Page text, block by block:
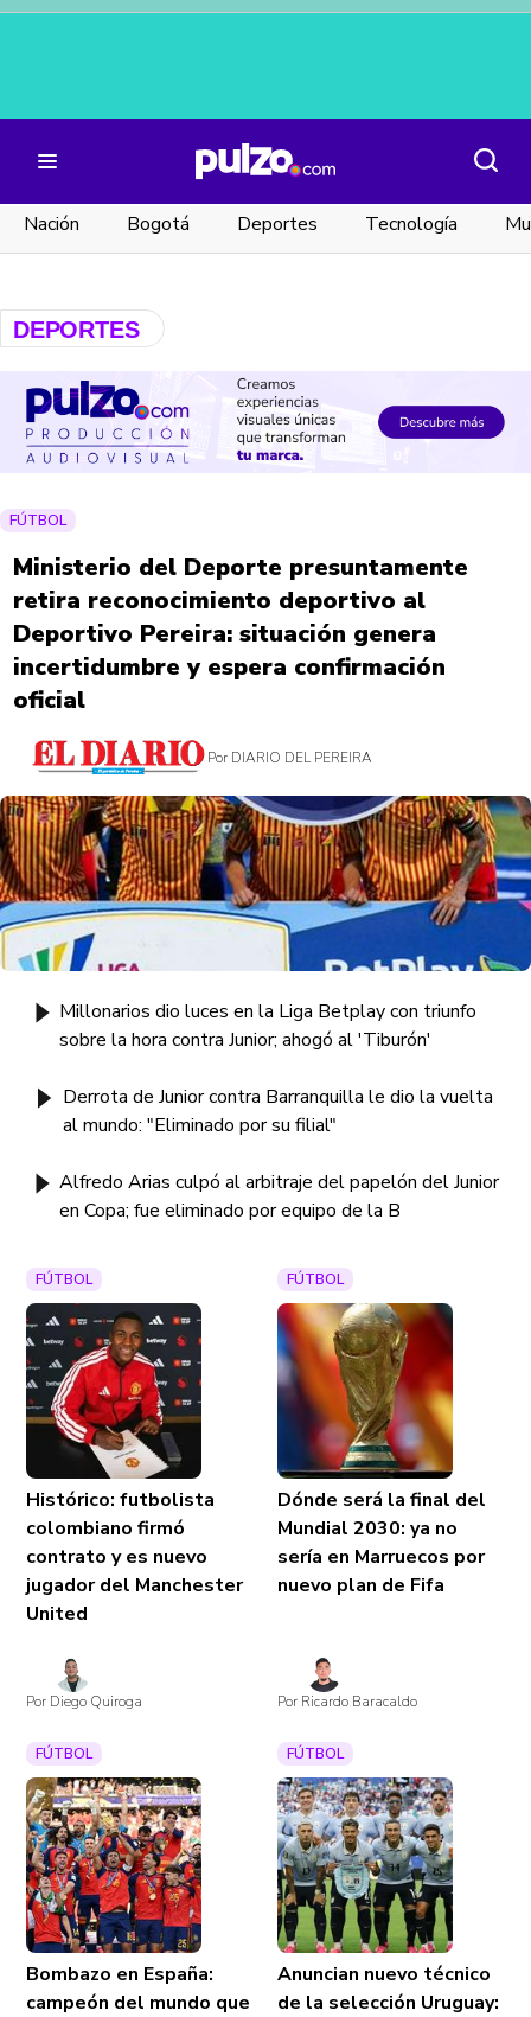
Nación Bogotá Deportes Tecnología
DEPORTES
FÚTBOL
Ministerio del Deporte presuntamente
retira reconocimiento deportivo al
Deportivo Pereira: situación genera
incertidumbre y espera confirmación
oficial
Por DIARIO DEL PEREIRA
Millonarios dio luces en la Liga Betplay con triunfo
sobre la hora contra Junior; ahogó al 'Tiburón'
Derrota de Junior contra Barranquilla le dio la vuelta
al mundo: "Eliminado por su filial"
Alfredo Arias culpó al arbitraje del papelón del Junior
en Copa; fue eliminado por equipo de la B
FÚTBOL
Histórico: futbolista
colombiano firmó
contrato y es nuevo
jugador del Manchester
United
Por Diego Quiroga
FÚTBOL
Dónde será la final del
Mundial 2030: ya no
sería en Marruecos por
nuevo plan de Fifa
Por Ricardo Baracaldo
FÚTBOL
Bombazo en España:
campeón del mundo que
FÚTBOL
Anuncian nuevo técnico
de la selección Uruguay: